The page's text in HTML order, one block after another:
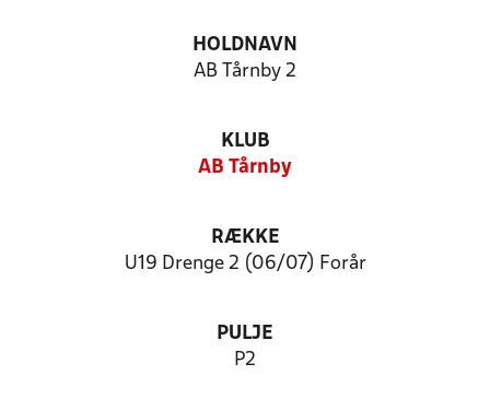
HOLDNAVN
AB Tårnby 2
KLUB
AB Tårnby
RÆKKE
U19 Drenge 2 (06/07) Forår
PULJE
P2